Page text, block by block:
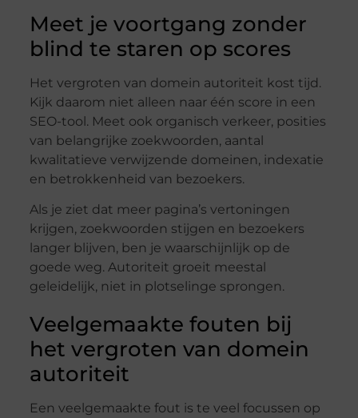
Meet je voortgang zonder
blind te staren op scores
Het vergroten van domein autoriteit kost tijd.
Kijk daarom niet alleen naar één score in een
SEO-tool. Meet ook organisch verkeer, posities
van belangrijke zoekwoorden, aantal
kwalitatieve verwijzende domeinen, indexatie
en betrokkenheid van bezoekers.
Als je ziet dat meer pagina’s vertoningen
krijgen, zoekwoorden stijgen en bezoekers
langer blijven, ben je waarschijnlijk op de
goede weg. Autoriteit groeit meestal
geleidelijk, niet in plotselinge sprongen.
Veelgemaakte fouten bij
het vergroten van domein
autoriteit
Een veelgemaakte fout is te veel focussen op